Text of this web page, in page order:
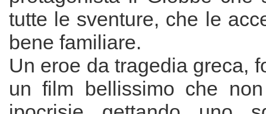
tutte le sventure, che le
bene familiare.
Un eroe da tragedia greca,
un film bellissimo che